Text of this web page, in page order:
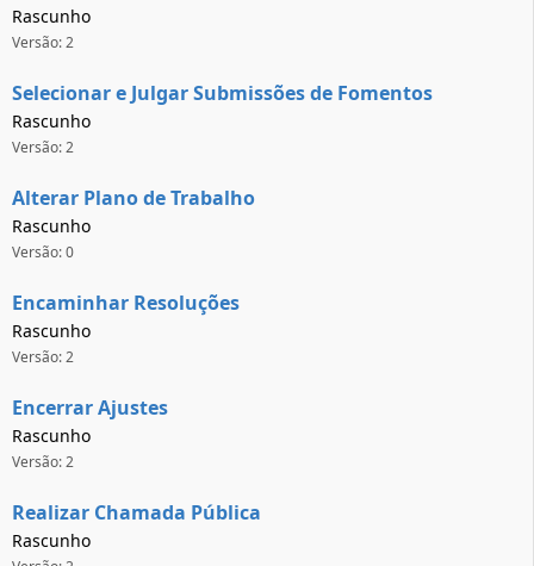
Rascunho
Versão: 2
Selecionar e Julgar Submissões de Fomentos
Rascunho
Versão: 2
Alterar Plano de Trabalho
Rascunho
Versão: 0
Encaminhar Resoluções
Rascunho
Versão: 2
Encerrar Ajustes
Rascunho
Versão: 2
Realizar Chamada Pública
Rascunho